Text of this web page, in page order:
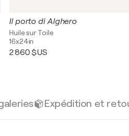
Il porto di Alghero
Huile sur Toile
16x24in
2 860 $US
Expédition et